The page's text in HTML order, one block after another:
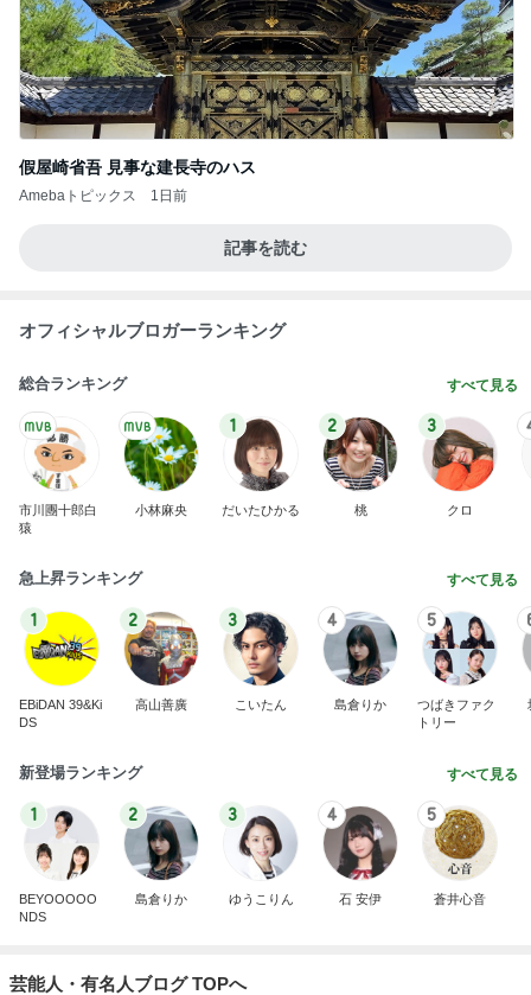
假屋崎省吾 見事な建長寺のハス
Amebaトピックス 1日前
記事を読む
オフィシャルブロガーランキング
総合ランキング すべて見る
市川團十郎白
猿
小林麻央
1
だいたひかる
2
桃
3
クロ
急上昇ランキング すべて見る
1
EBiDAN 39&Ki
DS
2
高山善廣
3
こいたん
4
島倉りか
5
つばきファク
トリー
新登場ランキング すべて見る
1
BEYOOOOO
NDS
2
島倉りか
3
ゆうこりん
4
石 安伊
5
蒼井心音
芸能人・有名人ブログ TOPへ